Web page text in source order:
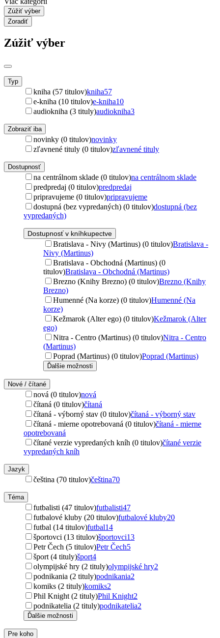
Zúžiť výber
Zoradiť
Zúžiť výber
Typ
kniha (57 titulov)kniha57
e-kniha (10 titulov)e-kniha10
audiokniha (3 tituly)audiokniha3
Zobraziť iba
novinky (0 titulov)novinky
zľavnené tituly (0 titulov)zľavnené tituly
Dostupnosť
na centrálnom sklade (0 titulov)na centrálnom sklade
predpredaj (0 titulov)predpredaj
pripravujeme (0 titulov)pripravujeme
dostupná (bez vypredaných) (0 titulov)dostupná (bez
vypredaných)
Dostupnosť v kníhkupectve
Bratislava - Nivy (Martinus) (0 titulov)Bratislava -
Nivy (Martinus)
Bratislava - Obchodná (Martinus) (0
titulov)Bratislava - Obchodná (Martinus)
Brezno (Knihy Brezno) (0 titulov)Brezno (Knihy
Brezno)
Humenné (Na korze) (0 titulov)Humenné (Na
korze)
Kežmarok (Alter ego) (0 titulov)Kežmarok (Alter
ego)
Nitra - Centro (Martinus) (0 titulov)Nitra - Centro
(Martinus)
Poprad (Martinus) (0 titulov)Poprad (Martinus)
Ďalšie možnosti
Nové / čítané
nová (0 titulov)nová
čítaná (0 titulov)čítaná
čítaná - výborný stav (0 titulov)čítaná - výborný stav
čítaná - mierne opotrebovaná (0 titulov)čítaná - mierne
opotrebovaná
čítané verzie vypredaných kníh (0 titulov)čítané verzie
vypredaných kníh
Jazyk
čeština (70 titulov)čeština70
Téma
futbalisti (47 titulov)futbalisti47
futbalové kluby (20 titulov)futbalové kluby20
futbal (14 titulov)futbal14
športovci (13 titulov)športovci13
Petr Čech (5 titulov)Petr Čech5
šport (4 tituly)šport4
olympijské hry (2 tituly)olympijské hry2
podnikania (2 tituly)podnikania2
komiks (2 tituly)komiks2
Phil Knight (2 tituly)Phil Knight2
podnikatelia (2 tituly)podnikatelia2
Ďalšie možnosti
Pre koho